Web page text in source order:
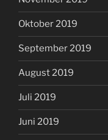
Oktober 2019
September 2019
August 2019
Juli 2019
Juni 2019